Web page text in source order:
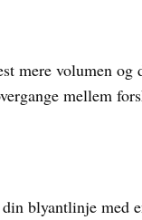
volumen og
mellem
blyantlinje med